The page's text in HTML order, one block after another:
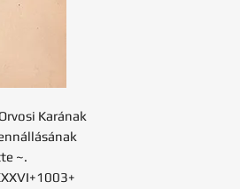
Karának
~.